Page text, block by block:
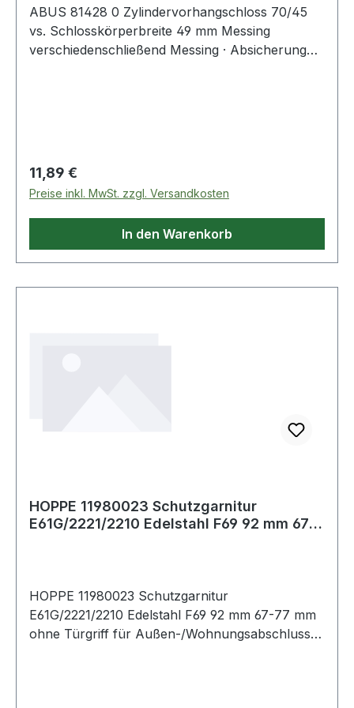
ABUS 81428 0 Zylindervorhangschloss 70/45
vs. Schlosskörperbreite 49 mm Messing
verschiedenschließend Messing · Absicherung
für den Einsatz im Freien geeignet
Regulärer Preis:
11,89 €
Preise inkl. MwSt. zzgl. Versandkosten
In den Warenkorb
HOPPE 11980023 Schutzgarnitur
E61G/2221/2210 Edelstahl F69 92 mm 67-
HOPPE 11980023 Schutzgarnitur
E61G/2221/2210 Edelstahl F69 92 mm 67-77 mm
ohne Türgriff für Außen-/Wohnungsabschluss-